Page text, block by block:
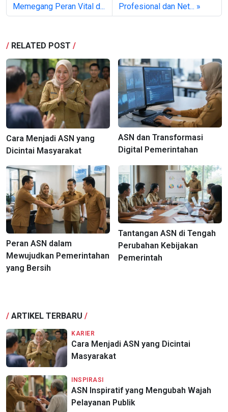
Memegang Peran Vital d...
Profesional dan Net... »
/ RELATED POST /
Cara Menjadi ASN yang
Dicintai Masyarakat
ASN dan Transformasi
Digital Pemerintahan
Peran ASN dalam
Mewujudkan Pemerintahan
yang Bersih
Tantangan ASN di Tengah
Perubahan Kebijakan
Pemerintah
/ ARTIKEL TERBARU /
KARIER
Cara Menjadi ASN yang Dicintai
Masyarakat
INSPIRASI
ASN Inspiratif yang Mengubah Wajah
Pelayanan Publik